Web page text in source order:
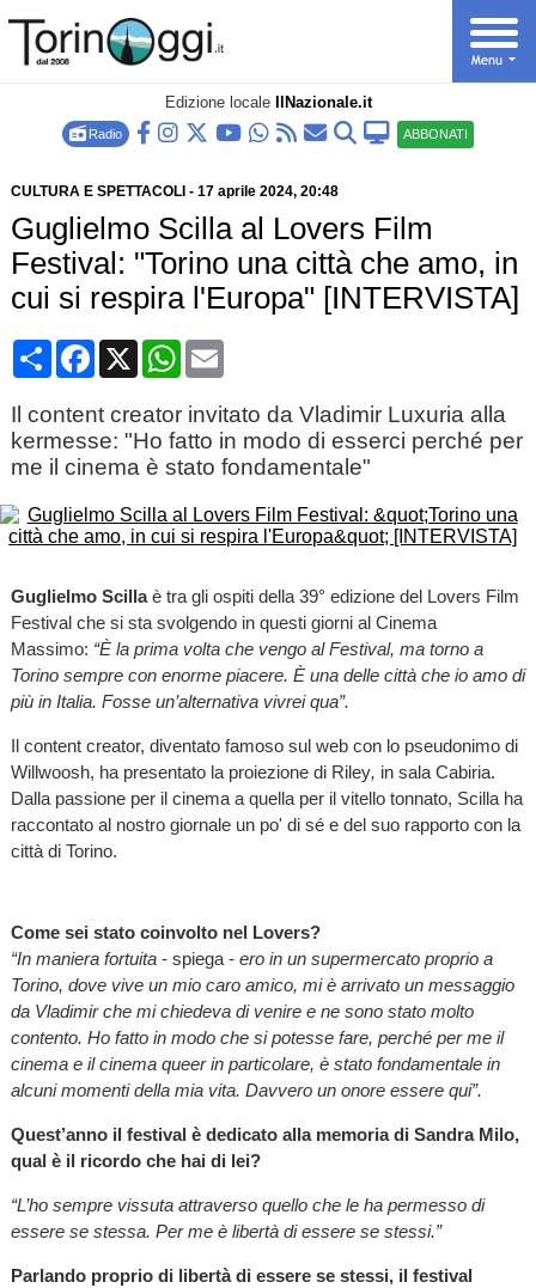
Edizione locale IlNazionale.it
Radio ABBONATI
CULTURA E SPETTACOLI - 17 aprile 2024, 20:48
Guglielmo Scilla al Lovers Film
Festival: "Torino una città che amo, in
cui si respira l'Europa" [INTERVISTA]
CondividiFacebook
X WhatsApp
Email
Il content creator invitato da Vladimir Luxuria alla
kermesse: "Ho fatto in modo di esserci perché per
me il cinema è stato fondamentale"
Guglielmo Scillaè tra gli ospiti della 39° edizione del Lovers Film
Festival che si sta svolgendo in questi giorni al Cinema
Massimo: “È la prima volta che vengo al Festival, ma torno a
Torino sempre con enorme piacere. È una delle città che io amo di
più in Italia. Fosse un’alternativa vivrei qua”.
Il content creator, diventato famoso sul web con lo pseudonimo di
Willwoosh, ha presentato la proiezione di Riley, in sala Cabiria.
Dalla passione per il cinema a quella per il vitello tonnato, Scilla ha
raccontato al nostro giornale un po' di sé e del suo rapporto con la
città di Torino.
Come sei stato coinvolto nel Lovers?
“In maniera fortuita- spiega - ero in un supermercato proprio a
Torino, dove vive un mio caro amico, mi è arrivato un messaggio
da Vladimir che mi chiedeva di venire e ne sono stato molto
contento. Ho fatto in modo che si potesse fare, perché per me il
cinema e il cinema queer in particolare, è stato fondamentale in
alcuni momenti della mia vita. Davvero un onore essere qui”.
Quest’anno il festival è dedicato alla memoria di Sandra Milo,
qual è il ricordo che hai di lei?
“L’ho sempre vissuta attraverso quello che le ha permesso di
essere se stessa. Per me è libertà di essere se stessi.”
Parlando proprio di libertà di essere se stessi, il festival